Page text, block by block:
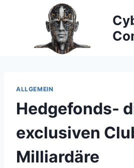
ALLGEMEIN
Hedgefonds-
exclusiven
Milliardäre